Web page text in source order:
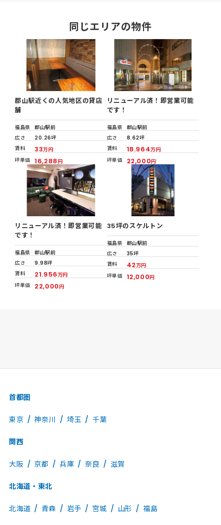
同じエリアの物件
郡山駅近くの人気地区の貸店
舗
福島県
郡山駅前
広さ
20.26坪
賃料
33万円
坪単価 16,288円
リニューアル済！即営業可能
です！
福島県
郡山駅前
広さ
8.62坪
賃料
18.964万円
坪単価
22,000円
リニューアル済！即営業可能
です！
福島県
郡山駅前
広さ
9.98坪
賃料
21.956万円
坪単価
22,000円
35坪のスケルトン
福島県
郡山駅前
広さ
35坪
賃料
42万円
坪単価 12,000円
首都圏
東京 神奈川 埼玉 千葉
関西
大阪 京都 兵庫 奈良 滋賀
北海道・東北
北海道 青森 岩手 宮城 山形 福島